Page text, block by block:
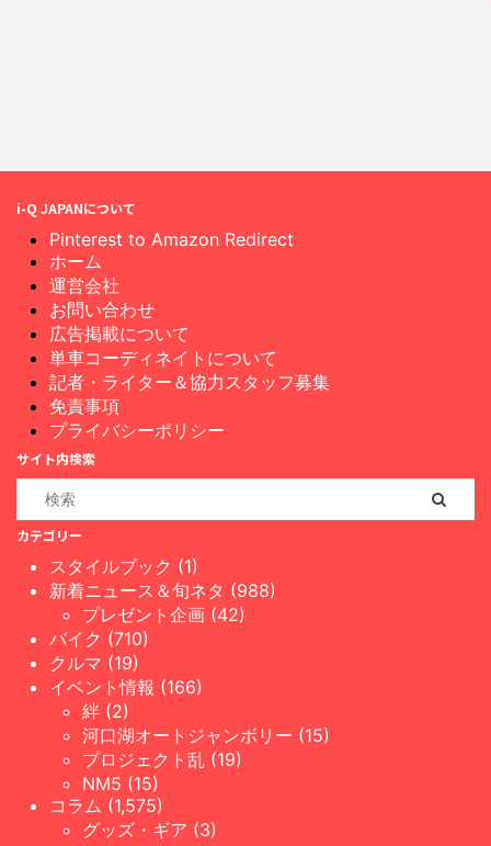
i-Q JAPANについて
Pinterest to Amazon Redirect
ホーム
運営会社
お問い合わせ
広告掲載について
単車コーディネイトについて
記者・ライター＆協力スタッフ募集
免責事項
プライバシーポリシー
サイト内検索
カテゴリー
スタイルブック (1)
新着ニュース＆旬ネタ (988)
プレゼント企画 (42)
バイク (710)
クルマ (19)
イベント情報 (166)
絆 (2)
河口湖オートジャンボリー (15)
プロジェクト乱 (19)
NM5 (15)
コラム (1,575)
グッズ・ギア (3)